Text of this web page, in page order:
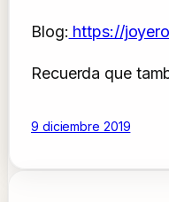
Blog: https://
Recuerda que
9 diciembre 2019